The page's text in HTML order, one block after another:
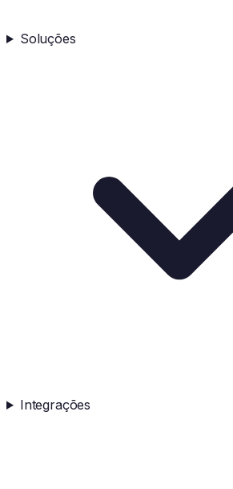
Soluções
Integrações